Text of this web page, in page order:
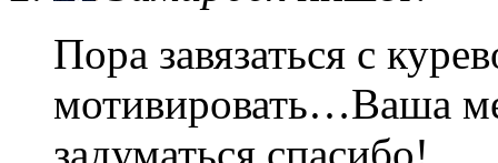
Пора завязаться с
мотивировать…Ваша